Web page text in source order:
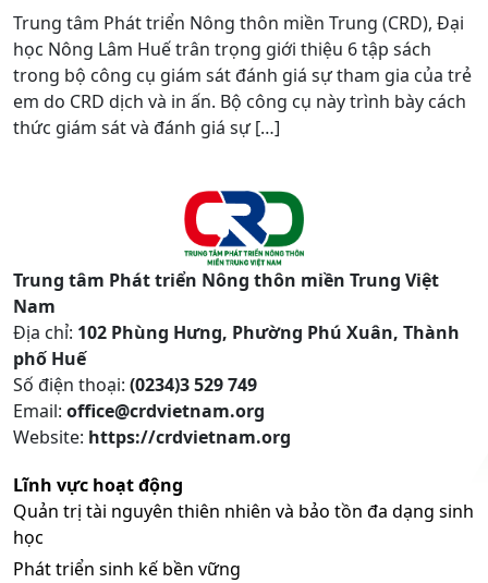
Trung tâm Phát triển Nông thôn miền Trung (CRD), Đại
học Nông Lâm Huế trân trọng giới thiệu 6 tập sách
trong bộ công cụ giám sát đánh giá sự tham gia của trẻ
em do CRD dịch và in ấn. Bộ công cụ này trình bày cách
thức giám sát và đánh giá sự […]
Trung tâm Phát triển Nông thôn miền Trung Việt
Nam
Địa chỉ: 102 Phùng Hưng, Phường Phú Xuân, Thành
phố Huế
Số điện thoại: (0234)3 529 749
Email: office@crdvietnam.org
Website: https://crdvietnam.org
Lĩnh vực hoạt động
Quản trị tài nguyên thiên nhiên và bảo tồn đa dạng sinh
học
Phát triển sinh kế bền vững